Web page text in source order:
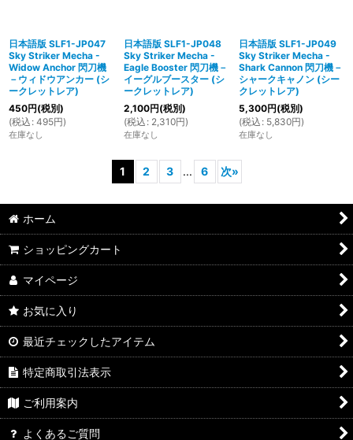
日本語版 SLF1-JP047
Sky Striker Mecha -
Widow Anchor 閃刀機
－ウィドウアンカー (シ
ークレットレア)
450円(税別)
(税込 : 495円)
在庫なし
日本語版 SLF1-JP048
Sky Striker Mecha -
Eagle Booster 閃刀機－
イーグルブースター (シ
ークレットレア)
2,100円(税別)
(税込 : 2,310円)
在庫なし
日本語版 SLF1-JP049
Sky Striker Mecha -
Shark Cannon 閃刀機－
シャークキャノン (シー
クレットレア)
5,300円(税別)
(税込 : 5,830円)
在庫なし
1 2 3 ... 6 次»
ホーム
ショッピングカート
マイページ
お気に入り
最近チェックしたアイテム
特定商取引法表示
ご利用案内
よくあるご質問